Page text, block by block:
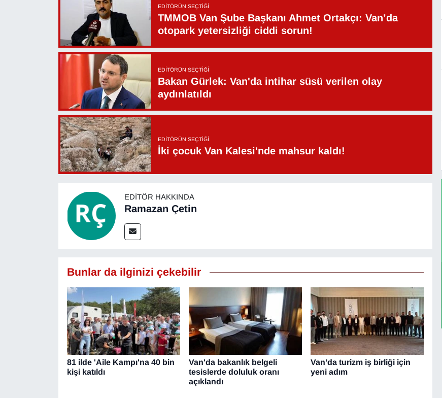
EDITÖRÜN SEÇTIĞI
TMMOB Van Şube Başkanı Ahmet Ortakçı: Van’da
otopark yetersizliği ciddi sorun!
EDITÖRÜN SEÇTIĞI
Bakan Gürlek: Van'da intihar süsü verilen olay
aydınlatıldı
EDITÖRÜN SEÇTIĞI
İki çocuk Van Kalesi'nde mahsur kaldı!
EDITÖR HAKKINDA
Ramazan Çetin
Bunlar da ilginizi çekebilir
81 ilde 'Aile Kampı'na 40 bin
kişi katıldı
Van'da bakanlık belgeli
tesislerde doluluk oranı
açıklandı
Van’da turizm iş birliği için
yeni adım
TEKNOLOJİ
VAN'DA SPOR